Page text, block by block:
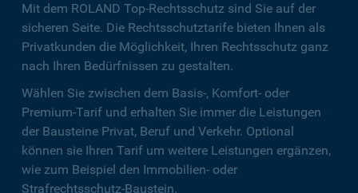
Mit dem ROLAND Top-Rechtsschutz sind Sie auf der
sicheren Seite. Die Rechtsschutztarife bieten Ihnen als
Privatkunden die Möglichkeit, Ihren Rechtsschutz ganz
nach Ihren Bedürfnissen zu gestalten.
Wählen Sie zwischen dem Basis-, Komfort- oder
Premium-Tarif und erhalten Sie immer die Leistungen
der Bausteine Privat, Beruf und Verkehr. Optional
können sie Ihren Tarif um weitere Leistungen ergänzen,
wie zum Beispiel den Immobilien- oder
Strafrechtsschutz-Baustein.